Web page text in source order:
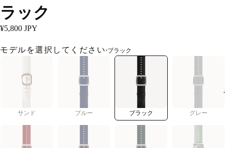
ラック
¥5,800 JPY
モデルを選択してください•ブラック
サンド ブルー ブラック グレー